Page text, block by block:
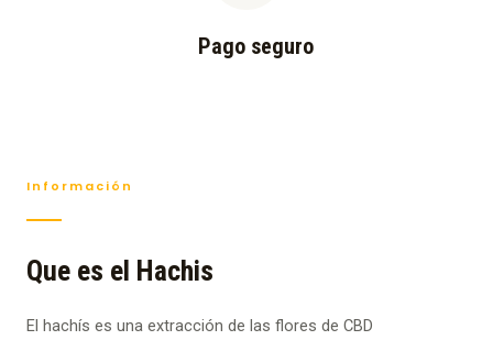
Pago seguro
Información
Que es el Hachis
El hachís es una extracción de las flores de CBD